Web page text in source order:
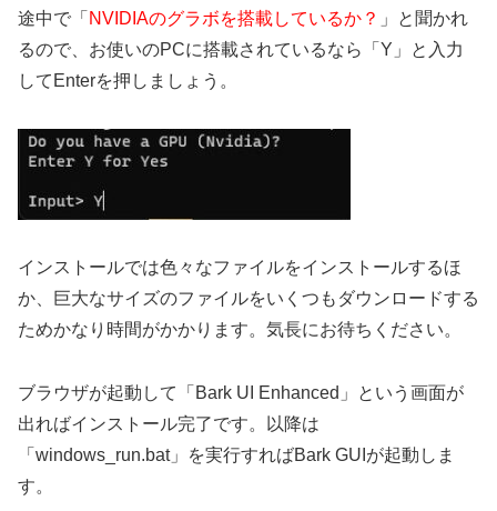
途中で「 NVIDIAのグラボを搭載しているか？ 」と聞かれ
るので、お使いのPCに搭載されているなら「Y」と入力
してEnterを押しましょう。
インストールでは色々なファイルをインストールするほ
か、巨大なサイズのファイルをいくつもダウンロードする
ためかなり時間がかかります。気長にお待ちください。
ブラウザが起動して「Bark UI Enhanced」という画面が
出ればインストール完了です。以降は
「windows_run.bat」を実行すればBark GUIが起動しま
す。